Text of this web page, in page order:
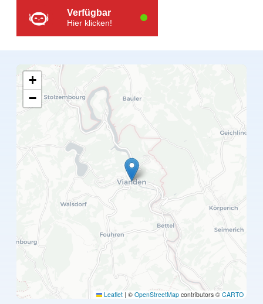
Verfügbar
Hier klicken!
+
−
Leaflet | © OpenStreetMap contributors © CARTO